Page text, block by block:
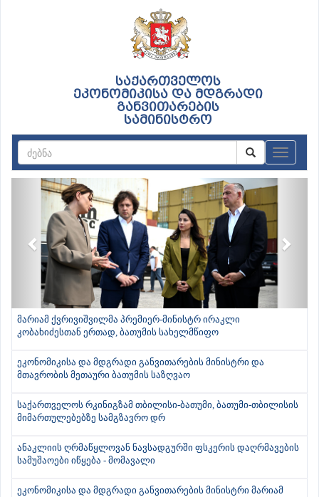
საქართველოს
ეკონომიკისა და მდგრადი
განვითარების
სამინისტრო
Previous
მარიამ ქვრივიშვილმა პრემიერ-მინისტრ ირაკლი
კობახიძესთან ერთად, ბათუმის სახელმწიფო
ეკონომიკისა და მდგრადი განვითარების მინისტრი და
მთავრობის მეთაური ბათუმის საზღვაო
საქართველოს რკინიგზამ თბილისი-ბათუმი, ბათუმი-თბილისის
მიმართულებებზე სამგზავრო დრ
ანაკლიის ღრმაწყლოვან ნავსადგურში ფსკერის დაღრმავების
სამუშაოები იწყება - მომავალი
ეკონომიკისა და მდგრადი განვითარების მინისტრი მარიამ